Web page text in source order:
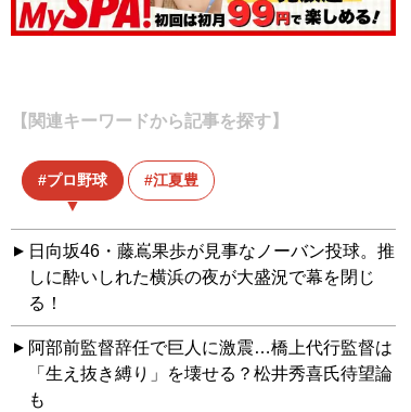
【関連キーワードから記事を探す】
プロ野球 江夏豊
日向坂46・藤嶌果歩が見事なノーバン投球。推
しに酔いしれた横浜の夜が大盛況で幕を閉じ
る！
阿部前監督辞任で巨人に激震…橋上代行監督は
「生え抜き縛り」を壊せる？松井秀喜氏待望論
も